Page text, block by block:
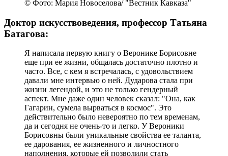
© Фото: Мария Новоселова/ "Вестник Кавказа"
Доктор искусствоведения, профессор Татьяна
Батагова:
Я написала первую книгу о Веронике Борисовне
еще при ее жизни, общалась достаточно плотно и
часто. Все, с кем я встречалась, с удовольствием
давали мне интервью о ней. Дударова стала при
жизни легендой, и это не только гендерный
аспект. Мне даже один человек сказал: "Она, как
Гагарин, сумела вырваться в космос". Это
действительно было невероятно по тем временам,
да и сегодня не очень-то и легко. У Вероники
Борисовны были уникальные свойства ее таланта,
ее дарования, ее жизненного и личностного
наполнения, которые ей позволили стать